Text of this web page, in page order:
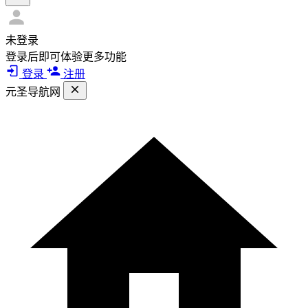
未登录
登录后即可体验更多功能
登录
注册
元圣导航网